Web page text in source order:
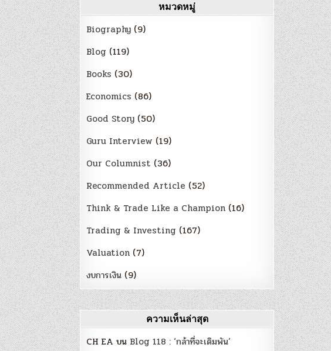
หมวดหมู่
Biography (9)
Blog (119)
Books (30)
Economics (86)
Good Story (50)
Guru Interview (19)
Our Columnist (36)
Recommended Article (52)
Think & Trade Like a Champion (16)
Trading & Investing (167)
Valuation (7)
งบการเงิน (9)
ความเห็นล่าสุด
CH EA บน Blog 118 : ‘กล้าที่จะเดิมพัน’